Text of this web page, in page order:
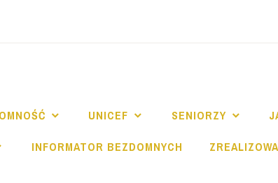
SALVI
UNICEF SENIORZY
INFORMATOR BEZDOMNYCH